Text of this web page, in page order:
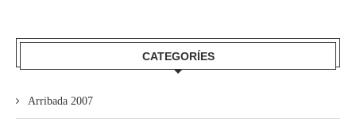
CATEGORÍES
Arribada 2007